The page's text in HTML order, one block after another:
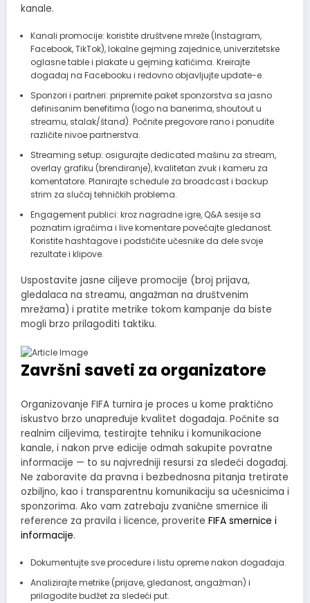
kanale.
Kanali promocije: koristite društvene mreže (Instagram,
Facebook, TikTok), lokalne gejming zajednice, univerzitetske
oglasne table i plakate u gejming kafićima. Kreirajte
događaj na Facebooku i redovno objavljujte update-e.
Sponzori i partneri: pripremite paket sponzorstva sa jasno
definisanim benefitima (logo na banerima, shoutout u
streamu, stalak/štand). Počnite pregovore rano i ponudite
različite nivoe partnerstva.
Streaming setup: osigurajte dedicated mašinu za stream,
overlay grafiku (brendiranje), kvalitetan zvuk i kameru za
komentatore. Planirajte schedule za broadcast i backup
strim za slučaj tehničkih problema.
Engagement publici: kroz nagradne igre, Q&A sesije sa
poznatim igračima i live komentare povećajte gledanost.
Koristite hashtagove i podstičite učesnike da dele svoje
rezultate i klipove.
Uspostavite jasne ciljeve promocije (broj prijava,
gledalaca na streamu, angažman na društvenim
mrežama) i pratite metrike tokom kampanje da biste
mogli brzo prilagoditi taktiku.
Završni saveti za organizatore
Organizovanje FIFA turnira je proces u kome praktično
iskustvo brzo unapređuje kvalitet događaja. Počnite sa
realnim ciljevima, testirajte tehniku i komunikacione
kanale, i nakon prve edicije odmah sakupite povratne
informacije — to su najvredniji resursi za sledeći događaj.
Ne zaboravite da pravna i bezbednosna pitanja tretirate
ozbiljno, kao i transparentnu komunikaciju sa učesnicima i
sponzorima. Ako vam zatrebaju zvanične smernice ili
reference za pravila i licence, proverite FIFA smernice i
informacije.
Dokumentujte sve procedure i listu opreme nakon događaja.
Analizirajte metrike (prijave, gledanost, angažman) i
prilagodite budžet za sledeći put.